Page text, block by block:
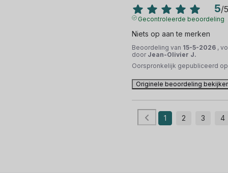
5/5
Gecontroleerde beoordeling
Niets op aan te merken
Beoordeling van 15-5-2026 ,
door Jean-Olivier J.
Oorspronkelijk gepubliceerd
Originele beoordeling
1 2 3 4